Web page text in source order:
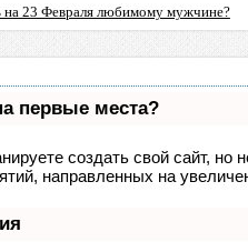
на 23 Февраля любимому мужчине?
первые места?
создать свой сайт, но
направленных на